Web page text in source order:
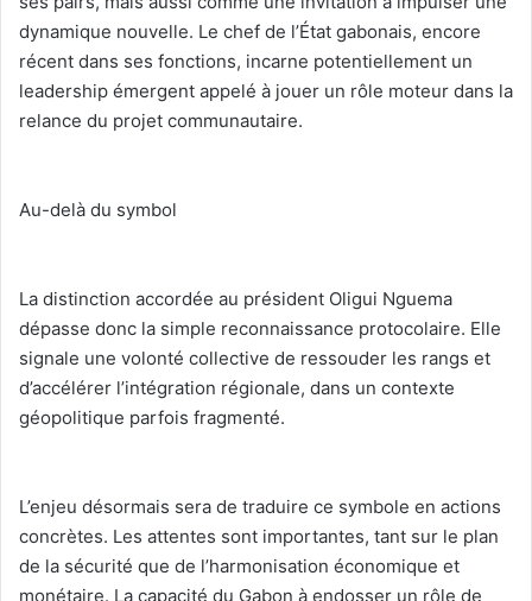
dynamique nouvelle. Le chef de l’État gabonais, encore
récent dans ses fonctions, incarne potentiellement un
leadership émergent appelé à jouer un rôle moteur dans la
relance du projet communautaire.
‎Au-delà du symbol
‎La distinction accordée au président Oligui Nguema
dépasse donc la simple reconnaissance protocolaire. Elle
signale une volonté collective de ressouder les rangs et
d’accélérer l’intégration régionale, dans un contexte
géopolitique parfois fragmenté.
‎L’enjeu désormais sera de traduire ce symbole en actions
concrètes. Les attentes sont importantes, tant sur le plan
de la sécurité que de l’harmonisation économique et
monétaire. La capacité du Gabon à endosser un rôle de